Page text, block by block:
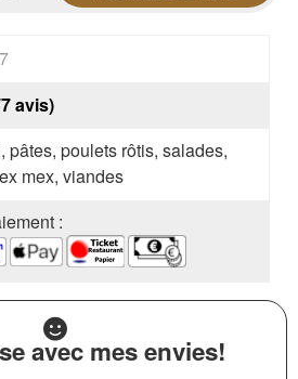
avis)
pâtes, poulets rôtis, salades,
mex, viandes
:
avec mes envies!